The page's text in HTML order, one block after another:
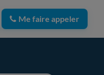
Me faire appeler